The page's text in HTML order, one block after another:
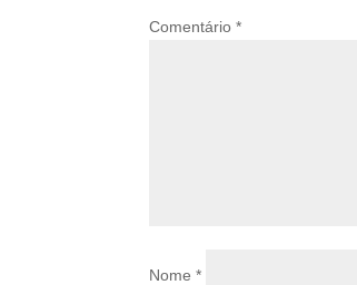
Comentário*
Nome*